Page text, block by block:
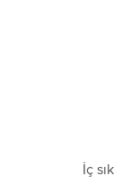
İç